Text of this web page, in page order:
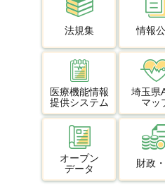
法規集 情報
医療機能情報
提供システム
埼玉県
マッ
オープン
データ
財政